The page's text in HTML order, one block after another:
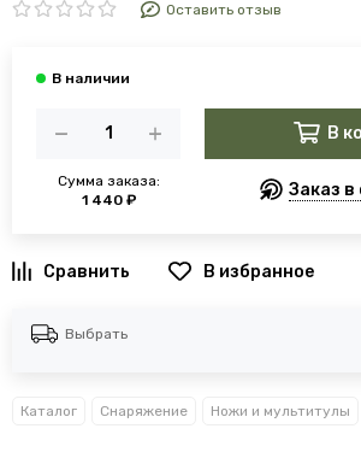
Оставить отзыв
Сумма заказа:
1 440 ₽
В
Заказ в
В избранное
Выбрать
Каталог Снаряжение Ножи и мультитулы